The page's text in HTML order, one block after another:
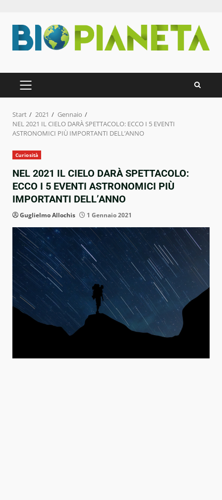
Inhalt
springen
PRIMÄRES
MENÜ
Start 2021
Gennaio
NEL 2021 IL CIELO DARÀ SPETTACOLO: ECCO I 5 EVENTI
ASTRONOMICI PIÙ IMPORTANTI DELL’ANNO
Curiosità
NEL 2021 IL CIELO DARÀ SPETTACOLO:
ECCO I 5 EVENTI ASTRONOMICI PIÙ
IMPORTANTI DELL’ANNO
Guglielmo Allochis 1 Gennaio 2021